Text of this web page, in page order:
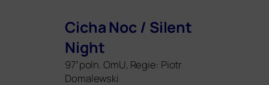
Cicha Noc / Silent
Night
97′ poln. OmU, Regie: Piotr
Domalewski